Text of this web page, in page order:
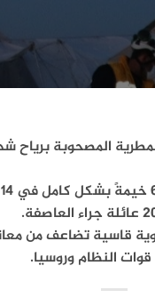
المصحوبة
قاسية تضاعف من
النظام وروسيا.